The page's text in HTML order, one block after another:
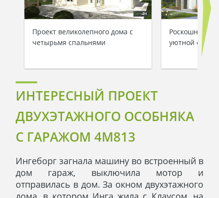
Проект великолепного дома с
четырьмя спальнями
Роскошный
уютной
ИНТЕРЕСНЫЙ ПРОЕКТ
ДВУХЭТАЖНОГО ОСОБНЯКА
С ГАРАЖОМ 4M813
Ингеборг загнала машину во встроенный в
дом гараж, выключила мотор и
отправилась в дом. За окном двухэтажного